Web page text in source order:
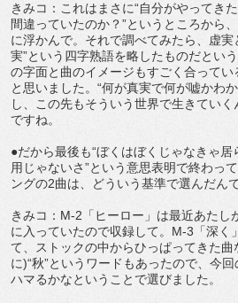
きみコ：これはまさに“自分がやってき
間違っていたのか？”というところから
に浮かんで。それで調べてみたら、虚実
実”という四字熟語を略したものだとい
の字面と曲のイメージもすごく合ってい
と思いました。“何が真実で何が嘘かわ
し、この先もそういう世界で生きてい
ですね。
●だから最後も“ぼくはぼくじゃなきゃ
用じゃないさ”という意思表明で終わっ
ングの2曲は、どういう基準で選んだん
きみコ：M-2「ヒーロー」は最近あたし
に入っていたので収録して。M-3「深く
て、ストックの中からひっぱってきた曲
に)“秋”というワードもあったので、今
ハマるかなということで選びました。